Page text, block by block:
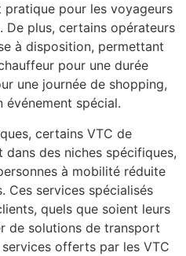
pour les voyageurs
De plus, certains opérateurs
à disposition, permettant
pour une durée
une journée de shopping,
événement spécial.
certains VTC de
dans des niches spécifiques,
à mobilité réduite
Ces services spécialisés
quels que soient leurs
de solutions de transport
offerts par les VTC